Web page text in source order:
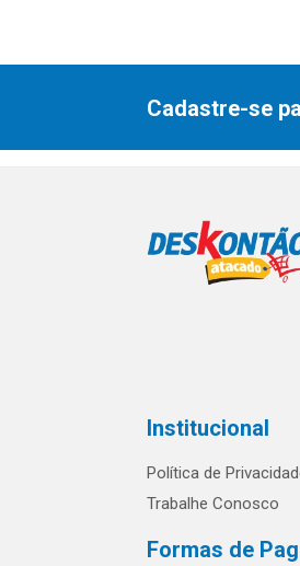
Cadastre-se
Institucional
Política de
Trabalhe Conosco
Formas de